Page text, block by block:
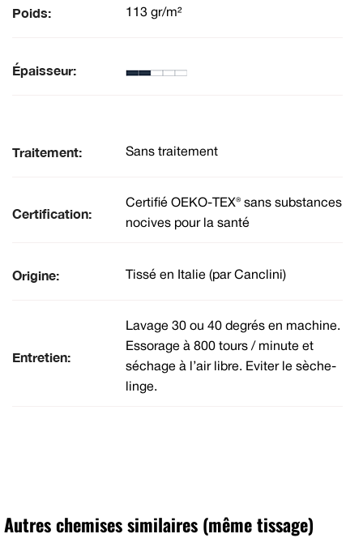
Poids: 113 gr/m²
Épaisseur:
Traitement: Sans traitement
Certification:
Certifié OEKO-TEX® sans substances
nocives pour la santé
Origine: Tissé en Italie (par Canclini)
Entretien:
Lavage 30 ou 40 degrés en machine.
Essorage à 800 tours / minute et
séchage à l’air libre. Eviter le sèche-
linge.
Autres chemises similaires (même tissage)